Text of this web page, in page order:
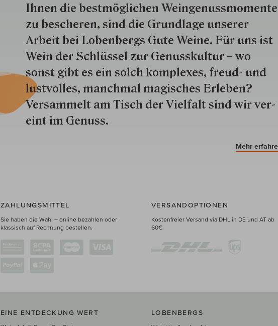
Ihnen die best­mög­lich­en Wein­genuss­momente
zu besche­ren, sind die Grund­lage unserer
Arbeit bei Lobenbergs Gute Weine. Für uns ist
Wein der Schlüs­sel zur Genuss­kultur – wo
sonst gibt es ein solch kom­plexes, freud- und
lustvolles, manchmal ma­gisch­es Er­le­ben?
Versammelt am Tisch der Vielfalt sind wir ver­
eint im Genuss.
Mehr
ZAHLUNGSMITTEL
Sie haben die Wahl – online bezahlen oder
klassisch auf Rechnung bestellen.
VERSANDOPTIONEN
Kostenfreier Versand via DHL in DE und AT ab
60€.
EINE ENTDECKUNG WERT LOBENBERGS